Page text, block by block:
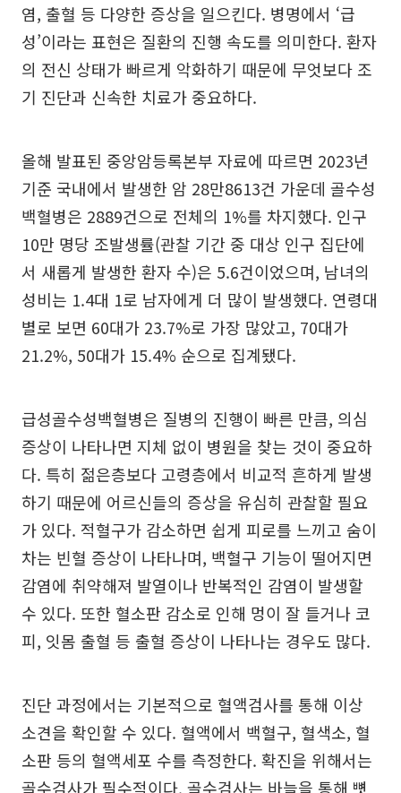
염, 출혈 등 다양한 증상을 일으킨다. 병명에서 ‘급
성’이라는 표현은 질환의 진행 속도를 의미한다. 환자
의 전신 상태가 빠르게 악화하기 때문에 무엇보다 조
기 진단과 신속한 치료가 중요하다.
올해 발표된 중앙암등록본부 자료에 따르면 2023년
기준 국내에서 발생한 암 28만8613건 가운데 골수성
백혈병은 2889건으로 전체의 1%를 차지했다. 인구
10만 명당 조발생률(관찰 기간 중 대상 인구 집단에
서 새롭게 발생한 환자 수)은 5.6건이었으며, 남녀의
성비는 1.4대 1로 남자에게 더 많이 발생했다. 연령대
별로 보면 60대가 23.7%로 가장 많았고, 70대가
21.2%, 50대가 15.4% 순으로 집계됐다.
급성골수성백혈병은 질병의 진행이 빠른 만큼, 의심
증상이 나타나면 지체 없이 병원을 찾는 것이 중요하
다. 특히 젊은층보다 고령층에서 비교적 흔하게 발생
하기 때문에 어르신들의 증상을 유심히 관찰할 필요
가 있다. 적혈구가 감소하면 쉽게 피로를 느끼고 숨이
차는 빈혈 증상이 나타나며, 백혈구 기능이 떨어지면
감염에 취약해져 발열이나 반복적인 감염이 발생할
수 있다. 또한 혈소판 감소로 인해 멍이 잘 들거나 코
피, 잇몸 출혈 등 출혈 증상이 나타나는 경우도 많다.
진단 과정에서는 기본적으로 혈액검사를 통해 이상
소견을 확인할 수 있다. 혈액에서 백혈구, 혈색소, 혈
소판 등의 혈액세포 수를 측정한다. 확진을 위해서는
골수검사가 필수적이다. 골수검사는 바늘을 통해 뼛